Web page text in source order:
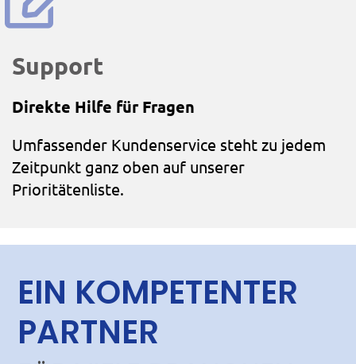
Support
Direkte Hilfe für Fragen
Umfassender Kundenservice steht zu jedem
Zeitpunkt ganz oben auf unserer
Prioritätenliste.
EIN KOMPETENTER
PARTNER